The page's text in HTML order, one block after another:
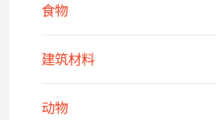
食物
建筑材料
动物